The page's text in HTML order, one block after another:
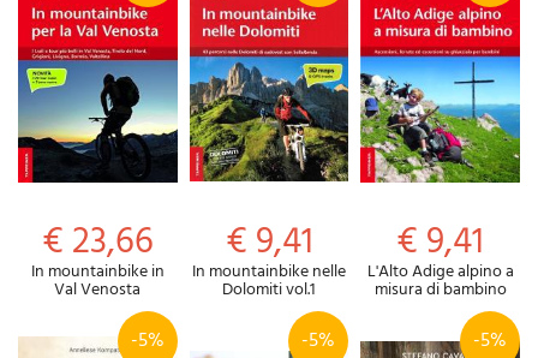
€ 23,66
In mountainbike in
Val Venosta
€ 9,41
In mountainbike nelle
Dolomiti vol.1
€ 9,41
L'Alto Adige alpino a
misura di bambino
-5% -5% -5%